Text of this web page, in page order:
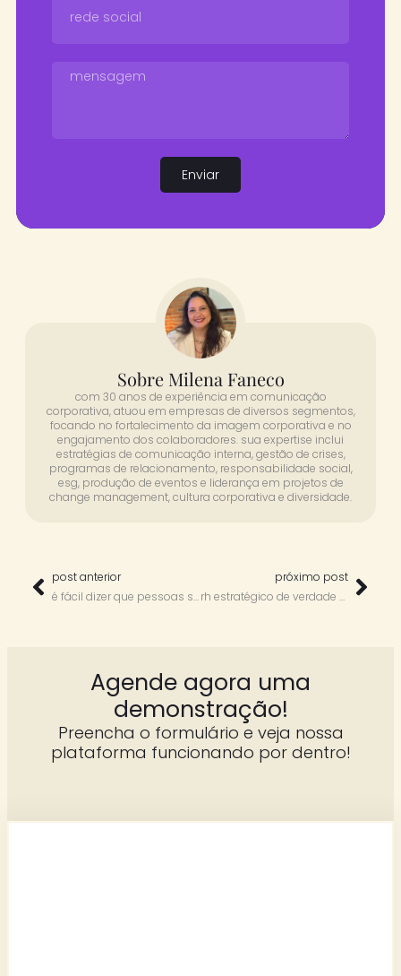
Enviar
Sobre Milena Faneco
com 30 anos de experiência em comunicação
corporativa, atuou em empresas de diversos segmentos,
focando no fortalecimento da imagem corporativa e no
engajamento dos colaboradores. sua expertise inclui
estratégias de comunicação interna, gestão de crises,
programas de relacionamento, responsabilidade social,
esg, produção de eventos e liderança em projetos de
change management, cultura corporativa e diversidade.
post anterior
é fácil dizer que pessoas são prioridade. difícil é provar no dia a dia – com priscilla couto
próximo post
rh estratégico de verdade — com marcela freitas
Agende agora uma
demonstração!
Preencha o formulário e veja nossa
plataforma funcionando por dentro!